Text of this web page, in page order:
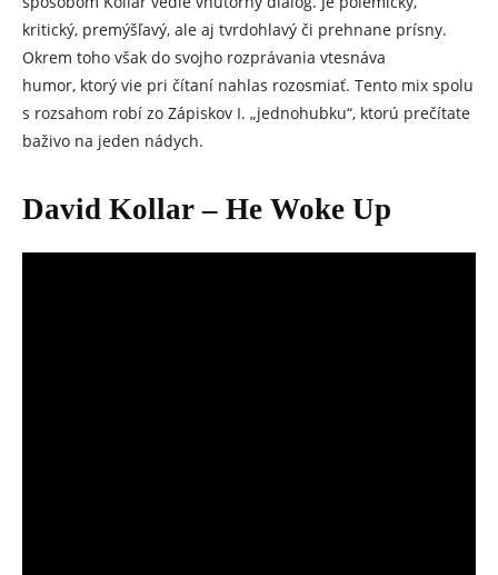
kritický, premýšľavý, ale aj tvrdohlavý či prehnane prísny.
Okrem toho však do svojho rozprávania vtesnáva
humor, ktorý vie pri čítaní nahlas rozosmiať. Tento mix spolu
s rozsahom robí zo Zápiskov I. „jednohubku“, ktorú prečítate
baživo na jeden nádych.
David Kollar – He Woke Up